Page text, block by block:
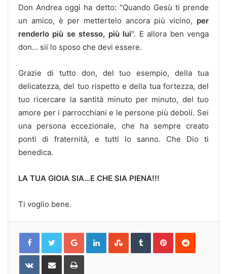
Don Andrea oggi ha detto: “Quando Gesù ti prende
un amico, è per mettertelo ancora più vicino, per
renderlo più se stesso, più lui”. E allora ben venga
don… sii lo sposo che devi essere.
Grazie di tutto don, del tuo esempio, della tua
delicatezza, del tuo rispetto e della tua fortezza, del
tuo ricercare la santità minuto per minuto, del tuo
amore per i parrocchiani e le persone più deboli. Sei
una persona eccezionale, che ha sempre creato
ponti di fraternità, e tutti lo sanno. Che Dio ti
benedica.
LA TUA GIOIA SIA…E CHE SIA PIENA!!!
Ti voglio bene.
Google+LinkedInStumbleUpon
TumblrPinterestReddit
VKontakteShare
Email
Print